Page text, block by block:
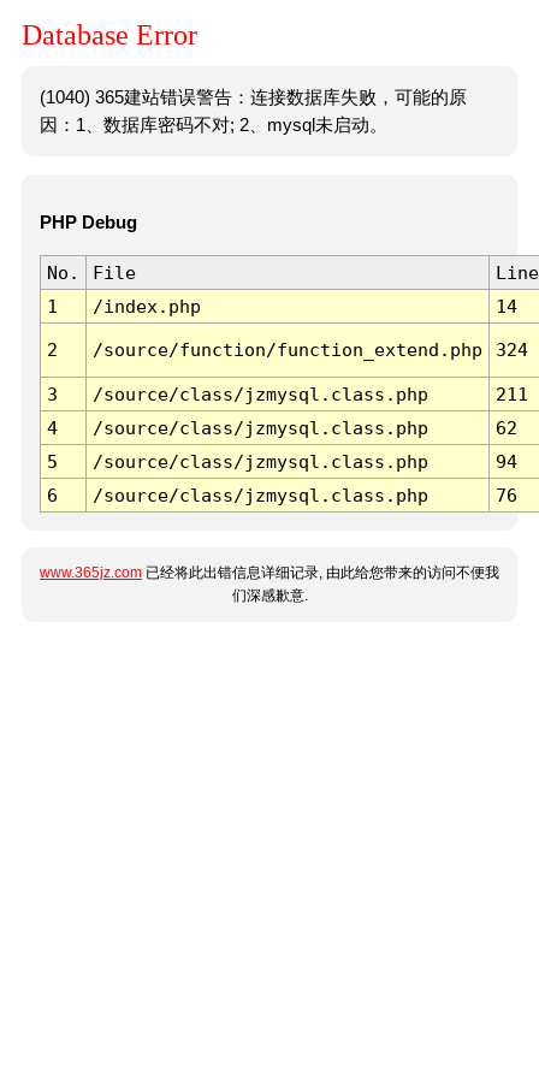
Database Error
(1040) 365建站错误警告：连接数据库失败，可能的原
因：1、数据库密码不对; 2、mysql未启动。
PHP Debug
No. File
Line
1
/index.php 14
2 /source/function/function_extend.php 324
3 /source/class/jzmysql.class.php
211
4
/source/class/jzmysql.class.php
62
5
/source/class/jzmysql.class.php
94
6
/source/class/jzmysql.class.php 76
www.365jz.com 已经将此出错信息详细记录, 由此给您带来的访问不便我
们深感歉意.